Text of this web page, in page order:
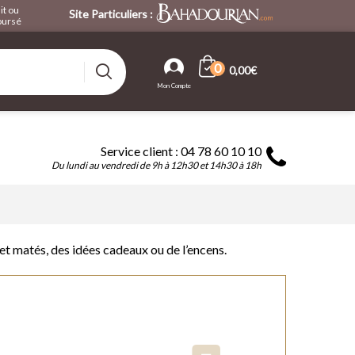
ou
Site Particuliers :
0 0,00€
Service client : 04 78 60 10 10
Du lundi au vendredi de 9h à 12h30 et 14h30 à 18h
des idées cadeaux ou de l’encens.